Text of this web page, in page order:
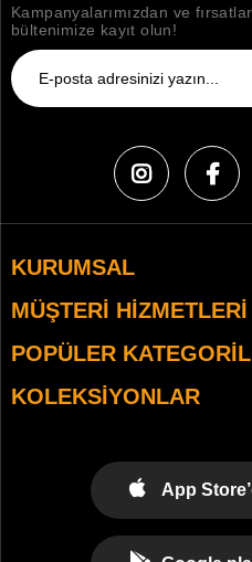
Kampanyalarımızdan ve
bültenimize kayıt olun!
KURUMSAL
MÜŞTERI HIZMETLERI
POPÜLER
KOLEKSIYONLAR
App